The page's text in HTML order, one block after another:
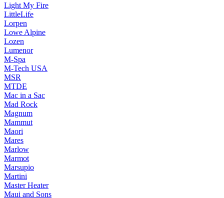
Light My Fire
LittleLife
Lorpen
Lowe Alpine
Lozen
Lumenor
M-Spa
M-Tech USA
MSR
MTDE
Mac in a Sac
Mad Rock
Magnum
Mammut
Maori
Mares
Marlow
Marmot
Marsupio
Martini
Master Heater
Maui and Sons